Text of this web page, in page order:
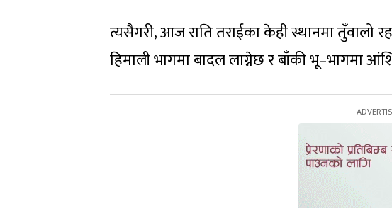
त्यसैगरी, आज राति तराईका केही स्थानमा तुँवालो
हिमाली भागमा बादल लाग्नेछ र बाँकी भू–भागमा